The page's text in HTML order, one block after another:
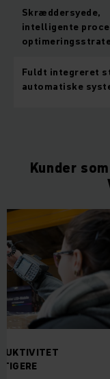
Skræddersyede,
intelligente
Fuldt integreret
automatiske
Kunder